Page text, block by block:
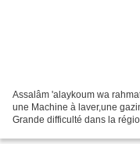
Assalâm 'alaykoum wa
une Machine à laver,une
Grande difficulté dans la